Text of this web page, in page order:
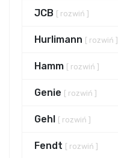
JCB [ rozwiń ]
Hurlimann [ rozwiń ]
Hamm [ rozwiń ]
Genie [ rozwiń ]
Gehl [ rozwiń ]
Fendt [ rozwiń ]